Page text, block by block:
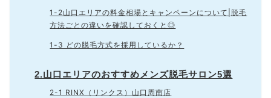
1-2山口エリアの料金相場とキャンペーンについて|脱毛
方法ごとの違いを確認しておくと◎
1-3 どの脱毛方式を採用しているか？
2.山口エリアのおすすめメンズ脱毛サロン5選
2-1 RINX（リンクス）山口周南店